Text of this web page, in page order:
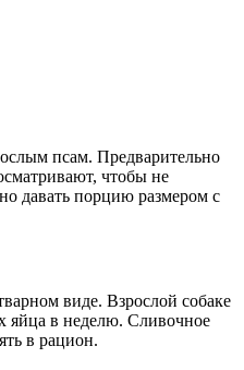
псам. Предварительно
чтобы не
давать порцию размером с
виде. Взрослой собаке
яйца в неделю. Сливочное
в рацион.